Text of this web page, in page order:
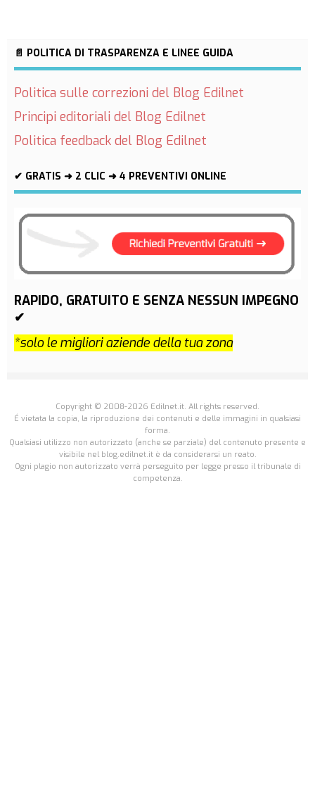
📄 POLITICA DI TRASPARENZA E LINEE GUIDA
Politica sulle correzioni del Blog Edilnet
Principi editoriali del Blog Edilnet
Politica feedback del Blog Edilnet
✔ GRATIS ➜ 2 CLIC ➜ 4 PREVENTIVI ONLINE
RAPIDO, GRATUITO E SENZA NESSUN IMPEGNO
✔
*solo le migliori aziende della tua zona
Copyright © 2008-2026 Edilnet.it. All rights reserved.
É vietata la copia, la riproduzione dei contenuti e delle immagini in qualsiasi
forma.
Qualsiasi utilizzo non autorizzato (anche se parziale) del contenuto presente e
visibile nel blog.edilnet.it è da considerarsi un reato.
Ogni plagio non autorizzato verrà perseguito per legge presso il tribunale di
competenza.